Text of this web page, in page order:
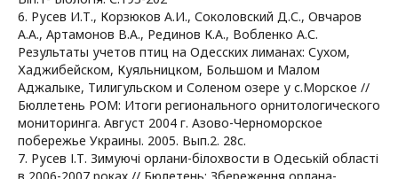
6. Русев И.Т., Корзюков А.И., Соколовский Д.С., Овчаров
А.А., Артамонов В.А., Рединов К.А., Вобленко А.С.
Результаты учетов птиц на Одесских лиманах: Сухом,
Хаджибейском, Куяльницком, Большом и Малом
Аджалыке, Тилигульском и Соленом озере у с.Морское //
Бюллетень РОМ: Итоги регионального орнитологического
мониторинга. Август 2004 г. Азово-Черноморское
побережье Украины. 2005. Вып.2. 28с.
7. Русев І.Т. Зимуючі орлани-білохвости в Одеській області